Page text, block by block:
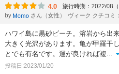
4.0 旅行時期：2022/08（
by Momo さん（女性） ヴィーク クチコミ
ハワイ島に黒砂ビーチ。溶岩から出
大きく光沢があります。亀が甲羅干
とでも有名です。運が良ければ複
投稿日:2023/01/20